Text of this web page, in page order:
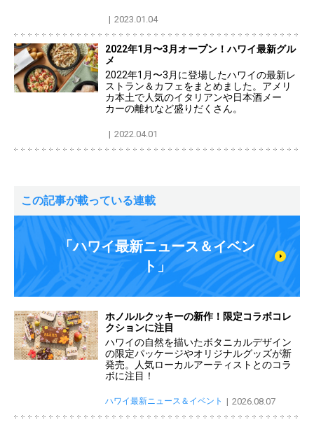
2023.01.04
2022年1月〜3月オープン！ハワイ最新グル
メ
2022年1月〜3月に登場したハワイの最新レ
ストラン＆カフェをまとめました。アメリ
カ本土で人気のイタリアンや日本酒メー
カーの離れなど盛りだくさん。
2022.04.01
この記事が載っている連載
「ハワイ最新ニュース＆イベン
ト」
ホノルルクッキーの新作！限定コラボコレ
クションに注目
ハワイの自然を描いたボタニカルデザイン
の限定パッケージやオリジナルグッズが新
発売。人気ローカルアーティストとのコラ
ボに注目！
ハワイ最新ニュース＆イベント 2026.08.07